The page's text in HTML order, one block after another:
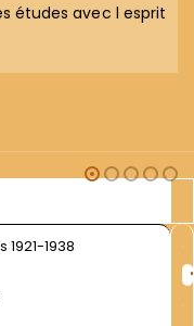
études avec l esprit
1938